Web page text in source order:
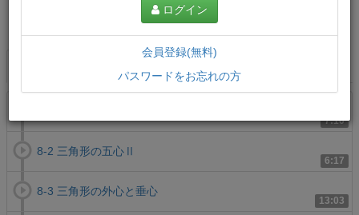
7:10
6:17
8-2 三角形の五心Ⅱ
13:03
8-3 三角形の外心と垂心
ログイン
会員登録(無料)
パスワードをお忘れの方